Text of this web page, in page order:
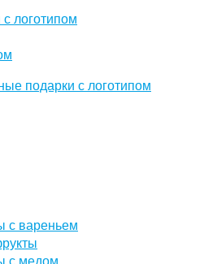
логотипом
подарки с логотипом
с вареньем
с медом